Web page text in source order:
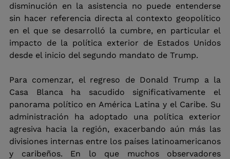
disminución en la asistencia no puede entenderse
sin hacer referencia directa al contexto geopolítico
en el que se desarrolló la cumbre, en particular el
impacto de la política exterior de Estados Unidos
desde el inicio del segundo mandato de Trump.
Para comenzar, el regreso de Donald Trump a la
Casa Blanca ha sacudido significativamente el
panorama político en América Latina y el Caribe. Su
administración ha adoptado una política exterior
agresiva hacia la región, exacerbando aún más las
divisiones internas entre los países latinoamericanos
y caribeños. En lo que muchos observadores